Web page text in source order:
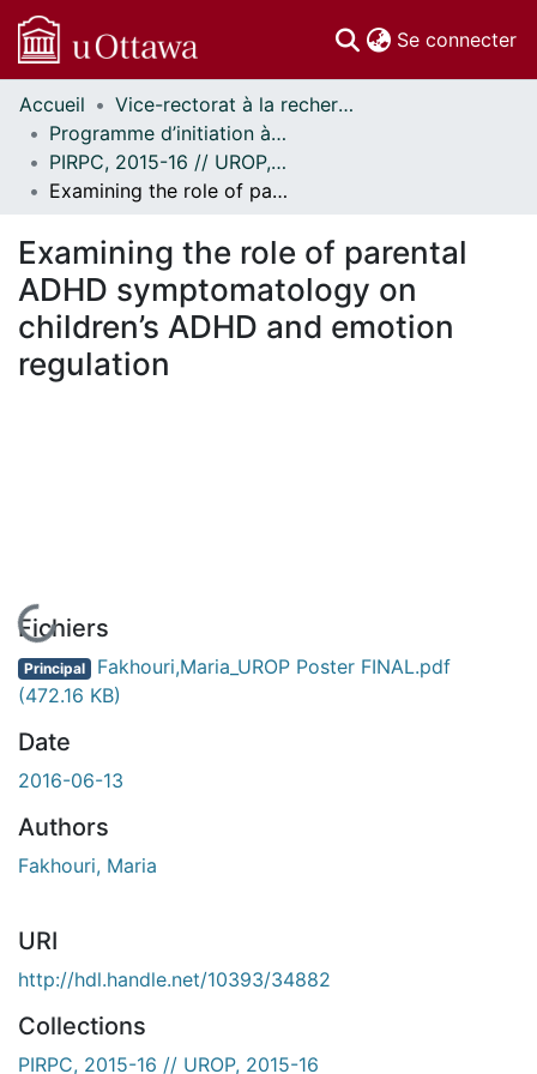
Se connecter
Communautés
et collections
Parcourir
Statistiques
À propos
Accueil
Vice-rectorat à la recherche // Office of the V-P, Research
Programme d’initiation à la recherche au premier cycle (PIRPC) // Undergraduate Research Opportunity Program (UROP)
PIRPC, 2015-16 // UROP, 2015-16
Examining the role of parental ADHD symptomatology on children’s ADHD and emotion regulation
Examining the role of parental
ADHD symptomatology on
children’s ADHD and emotion
regulation
En cours de chargement...
Fichiers
Principal Fakhouri,Maria_UROP Poster FINAL.pdf
(472.16 KB)
Date
2016-06-13
Authors
Fakhouri, Maria
URI
http://hdl.handle.net/10393/34882
Collections
PIRPC, 2015-16 // UROP, 2015-16